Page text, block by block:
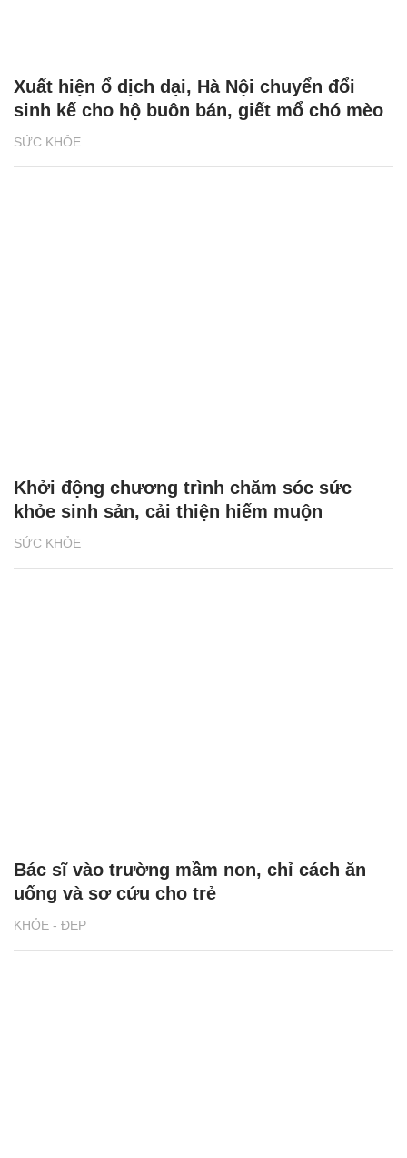
SỨC KHỎE
Xuất hiện ổ dịch dại, Hà Nội chuyển đổi
sinh kế cho hộ buôn bán, giết mổ chó mèo
SỨC KHỎE
Khởi động chương trình chăm sóc sức
khỏe sinh sản, cải thiện hiếm muộn
KHỎE - ĐẸP
Bác sĩ vào trường mầm non, chỉ cách ăn
uống và sơ cứu cho trẻ